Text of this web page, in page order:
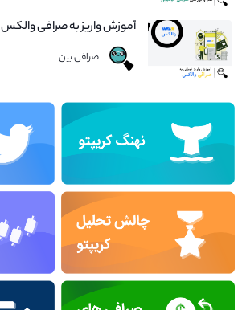
آموزش واریز به صرافی والکس
صرافی بین